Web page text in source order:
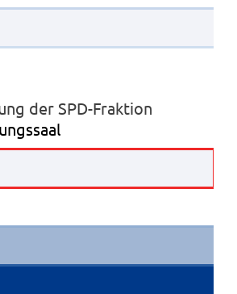
der SPD-Fraktion